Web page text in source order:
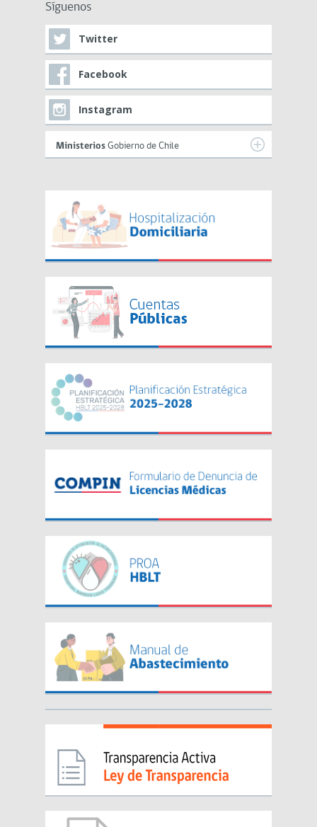
Síguenos
Twitter
Facebook
Instagram
Ministerios Gobierno de Chile